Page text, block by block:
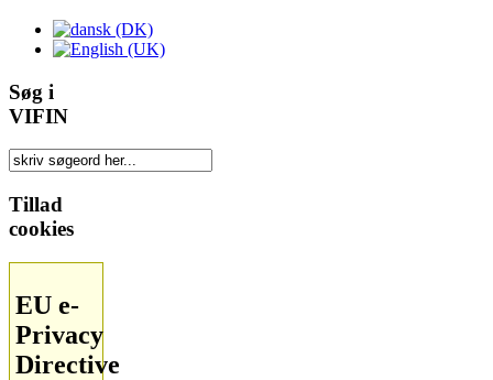
Søg i
VIFIN
Tillad
cookies
EU e-
Privacy
Directive